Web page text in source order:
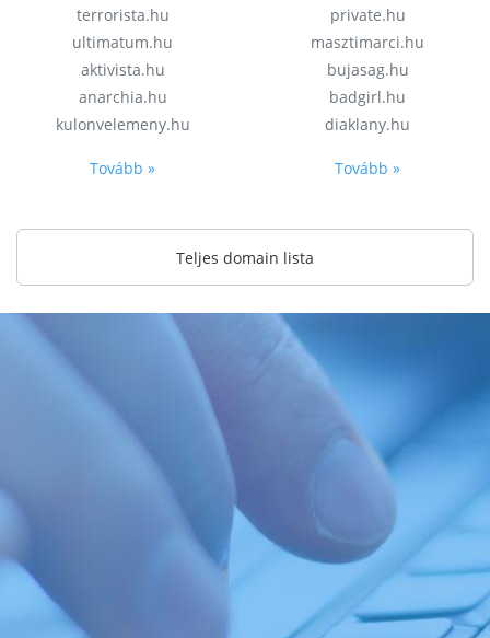
terrorista.hu
ultimatum.hu
aktivista.hu
anarchia.hu
kulonvelemeny.hu
Tovább »
private.hu
masztimarci.hu
bujasag.hu
badgirl.hu
diaklany.hu
Tovább »
Teljes domain lista